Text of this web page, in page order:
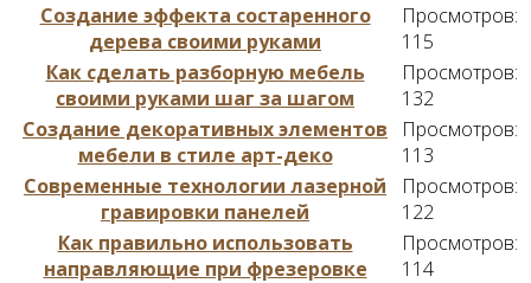
Создание эффекта состаренного
дерева своими руками
Просмотров:
115
Как сделать разборную мебель
своими руками шаг за шагом
Просмотров:
132
Создание декоративных элементов
мебели в стиле арт-деко
Просмотров:
113
Современные технологии лазерной
гравировки панелей
Просмотров:
122
Как правильно использовать
направляющие при фрезеровке
Просмотров:
114